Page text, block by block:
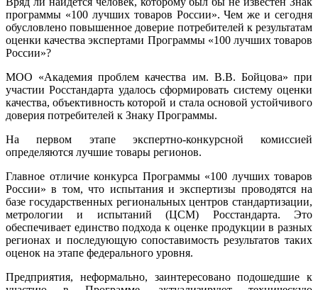
программы «100 лучших товаров России». Чем же и сегодня
обусловлено повышенное доверие потребителей к результатам
оценки качества экспертами Программы «100 лучших товаров
России»?
МОО «Академия проблем качества им. В.В. Бойцова» при
участии Росстандарта удалось сформировать систему оценки
качества, объективность которой и стала основой устойчивого
доверия потребителей к Знаку Программы.
На первом этапе экспертно-конкурсной комиссией
определяются лучшие товары регионов.
Главное отличие конкурса Программы «100 лучших товаров
России» в том, что испытания и экспертизы проводятся на
базе государственных региональных центров стандартизации,
метрологии и испытаний (ЦCM) Росстандарта. Это
обеспечивает единство подхода к оценке продукции в разных
регионах и последующую сопоставимость результатов таких
оценок на этапе федерального уровня.
Предприятия, неформально, заинтересовано подошедшие к